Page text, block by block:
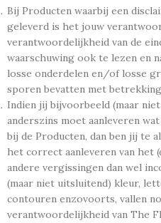
Bij Producten waarbij een
geleverd is het jouw
verantwoordelijkheid van de
waarschuwing ook te lezen en
losse onderdelen en/of losse
sporen bevatten met
Indien jij bijvoorbeeld (maar
anderszins moet aanleveren
bij de Producten, dan ben jij te
het correct aanleveren van het
andere vergissingen dan wel
(maar niet uitsluitend) kleur,
contouren enzovoorts, vallen
verantwoordelijkheid van The